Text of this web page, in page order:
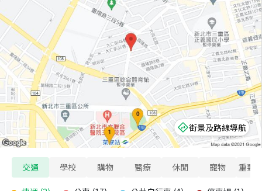
街景及路線導航
交通 學校 購物 醫療 休閒 寵物 重要